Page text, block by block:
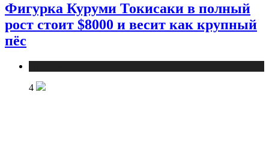
Фигурка Куруми Токисаки в полный
рост стоит $8000 и весит как крупный
пёс
4